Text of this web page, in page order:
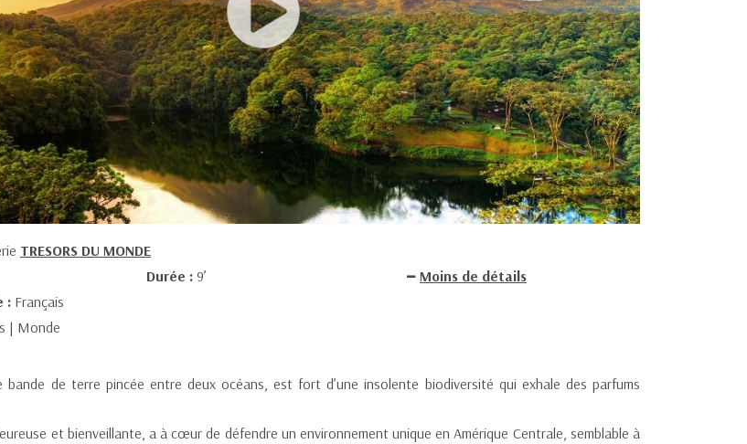
TRESORS DU MONDE
Durée : 9’
Moins de détails
: Français
| Monde
bande de terre pincée entre deux océans, est fort d’une insolente biodiversité qui exhale des parfums
et bienveillante, a à cœur de défendre un environnement unique en Amérique Centrale, semblable à